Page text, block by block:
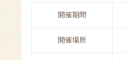
開催期間
開催場所